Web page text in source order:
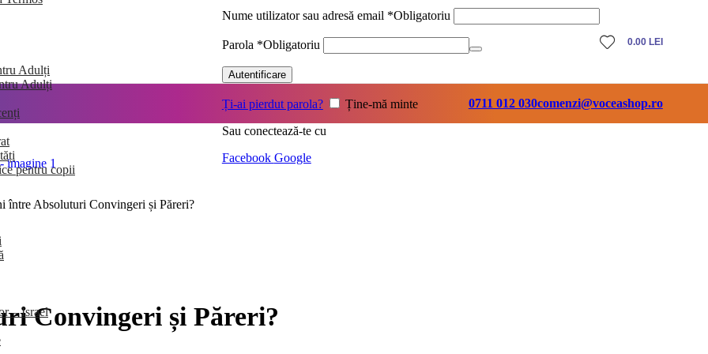
Adulți
Adulți
pentru copii
– Israel
Nume utilizator sau adresă email *Obligatoriu
Parola *Obligatoriu
Autentificare
Ți-ai pierdut parola?
Ține-mă minte
Sau conectează-te cu
Facebook Google
0.00 LEI
0711 012 030comenzi@voceashop.ro
între Absoluturi Convingeri și Păreri?
Convingeri și Păreri?